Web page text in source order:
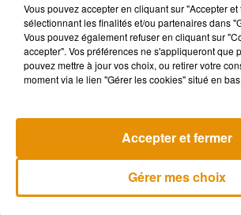
Musique
Après le film, bientôt
le père de Michael
Tiny Desk invite
Vous pouvez accepter en cliquant sur "Accepter
sélectionnant les finalités et/ou partenaires dans
Vous pouvez également refuser en cliquant sur
accepter". Vos préférences ne s'appliqueront que
pouvez mettre à jour vos choix, ou retirer votre
moment via le lien "Gérer les cookies" situé en
Gérer mes choix
Accepter et fermer